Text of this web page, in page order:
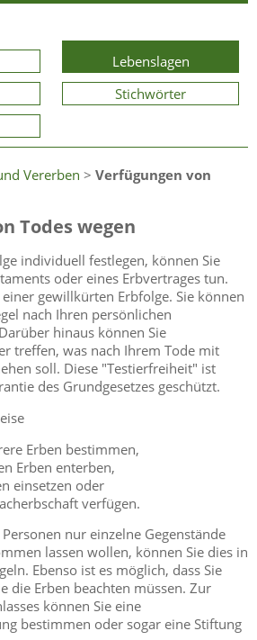
Lebenslagen
Stichwörter
Vererben > Verfügungen von
Todes wegen
individuell festlegen, können Sie
oder eines Erbvertrages tun.
gewillkürten Erbfolge. Sie können
nach Ihren persönlichen
hinaus können Sie
treffen, was nach Ihrem Tode mit
soll. Diese "Testierfreiheit" ist
des Grundgesetzes geschützt.
Erben bestimmen,
Erben enterben,
einsetzen oder
verfügen.
nur einzelne Gegenstände
lassen wollen, können Sie dies in
Ebenso ist es möglich, dass Sie
die Erben beachten müssen. Zur
können Sie eine
bestimmen oder sogar eine Stiftung